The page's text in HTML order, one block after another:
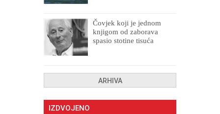
Čovjek koji je jednom
knjigom od zaborava
spasio stotine tisuća
ARHIVA
IZDVOJENO